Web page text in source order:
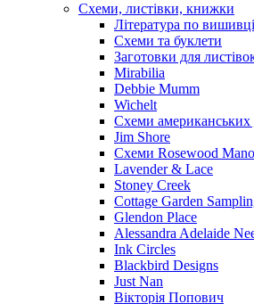
Схеми, листівки, книжки
Література по вишивці
Схеми та буклети
Заготовки для
Mirabilia
Debbie Mumm
Wichelt
Схеми американських
Jim Shore
Cхеми Rosewood
Lavender & Lace
Stoney Creek
Cottage Garden
Glendon Place
Alessandra Adelaide
Ink Circles
Blackbird Designs
Just Nan
Вікторія Попович